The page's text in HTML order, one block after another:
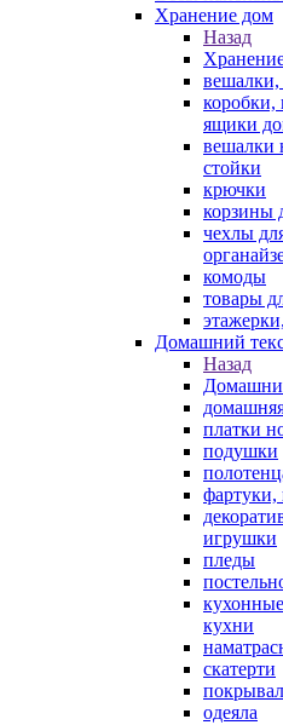
Хранение дом
Назад
вешалки,
коробки,
ящики
вешалки
стойки
крючки
корзины
чехлы
комоды
товары
Домашний
Назад
платки
подушки
фартуки,
игрушки
пледы
кухни
скатерти
одеяла